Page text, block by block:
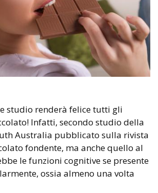
studio renderà felice tutti gli
Infatti, secondo studio della
Australia pubblicato sulla rivista
fondente, ma anche quello al
le funzioni cognitive se presente
ossia almeno una volta